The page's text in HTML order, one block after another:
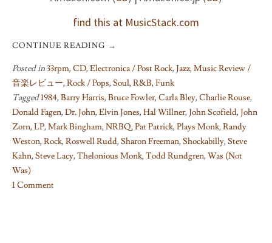
find this at MusicStack.com
CONTINUE READING →
Posted in33rpm,CD,Electronica / Post Rock,Jazz,Music Review /
音楽レビュー,Rock / Pops,Soul, R&B, Funk
Tagged1984,Barry Harris,Bruce Fowler,Carla Bley,Charlie Rouse,
Donald Fagen,Dr. John,Elvin Jones,Hal Willner,John Scofield,John
Zorn,LP,Mark Bingham,NRBQ,Pat Patrick,Plays Monk,Randy
Weston,Rock,Roswell Rudd,Sharon Freeman,Shockabilly,Steve
Kahn,Steve Lacy,Thelonious Monk,Todd Rundgren,Was (Not
Was)
1 Comment